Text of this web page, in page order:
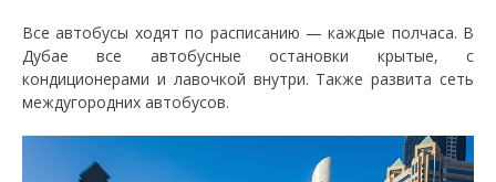
Все автобусы ходят по расписанию — каждые полчаса. В
Дубае все автобусные остановки крытые, с
кондиционерами и лавочкой внутри. Также развита сеть
междугородних автобусов.